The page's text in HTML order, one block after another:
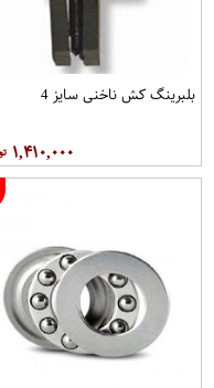
بلبرینگ کش ناخنی سایز 4
۱,۴۱۰,۰۰۰